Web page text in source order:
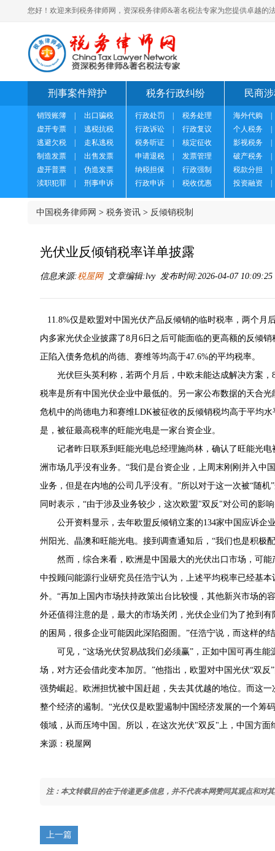
您好！欢迎来到税务律师网，资深税务律师&著名税法专家为您提供卓越的
刑事案件辩护
销毁账簿
出口骗税
虚开专票
逃税抗税
逃避欠税
走私逃税
制造发票
出售发票
虚开普票
伪造发票
渎职犯罪
刑事申诉
税务行政纠纷
行政处罚
税务处理
行政诉讼
行政复议
税务听证
核定征收
申请退税
发票管理
纳税担保
行政强制
行政申诉
税收优惠
民商
海外代购
个人税务
影视税务
破产税务
税款分担
投资融资
中国税务律师网 > 税务资讯 > 反倾销税制
光伏业反倾销税率详单披露
信息来源:税屋网文章编辑:lvy 发布时间:2026-04-07
11.8%仅是欧盟对中国光伏产品反倾销的临时税率，两个月
内多家光伏企业披露了8月6日之后可能面临的更高额的反倾
正陷入债务危机的尚德、赛维等均高于47.6%的平均税率。
光伏巨头英利称，若两个月后，中欧未能达成解决方案，
税率是所有中国光伏企业中最低的。另一家公布数据的天合
危机中的尚德电力和赛维LDK被征收的反倾销税均高于平均
是，被征最高税率的旺能光电是一家台资企业。
记者昨日联系到旺能光电总经理施尚林，确认了旺能光电
洲市场几乎没有业务。“我们是台资企业，上周末刚刚并入中
业务，但是在内地的公司几乎没有。”所以对于这一次被“随
同时表示，“由于涉及业务较少，这次欧盟"双反"对公司的影
公开资料显示，去年欧盟反倾销立案的134家中国应诉企
州阳光、晶澳和旺能光电。接到调查通知后，“我们也是积极
然而，综合来看，欧洲是中国最大的光伏出口市场，可能
中投顾问能源行业研究员任浩宁认为，上述平均税率已经基
外。“再加上国内市场扶持政策出台比较慢，其他新兴市场的
外还值得注意的是，最大的市场关闭，光伏企业们为了抢到
的困局，很多企业可能因此深陷囵圄。”任浩宁说，而这样的
可见，“这场光伏贸易战我们必须赢”，正如中国可再生能
场，对方还会借此变本加厉。”他指出，欧盟对中国光伏“双
强势崛起。欧洲担忧被中国赶超，失去其优越的地位。而这
整个经济的遏制。“光伏仅是欧盟遏制中国经济发展的一个筹
领域，从而压垮中国。所以，在这次光伏"双反"上，中国方
来源：税屋网
注：本文转载目的在于传递更多信息，并不代表本网赞同其观点和对
上一篇